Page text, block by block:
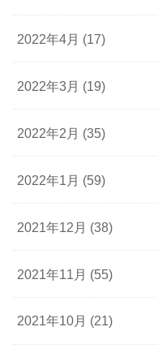
2022年4月 (17)
2022年3月 (19)
2022年2月 (35)
2022年1月 (59)
2021年12月 (38)
2021年11月 (55)
2021年10月 (21)